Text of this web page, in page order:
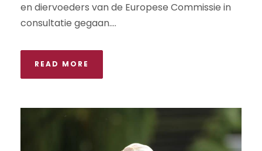
en diervoeders van de Europese Commissie in
consultatie gegaan....
READ MORE